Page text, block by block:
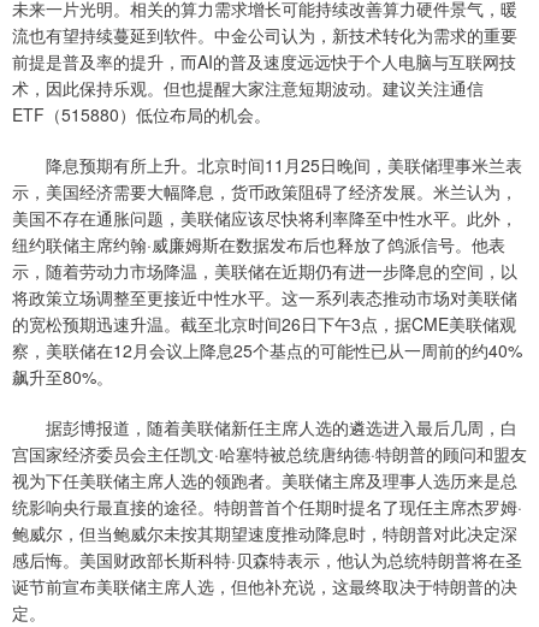
未来一片光明。相关的算力需求增长可能持续改善算力硬件景气，暖
流也有望持续蔓延到软件。中金公司认为，新技术转化为需求的重要
前提是普及率的提升，而AI的普及速度远远快于个人电脑与互联网技
术，因此保持乐观。但也提醒大家注意短期波动。建议关注通信
ETF（515880）低位布局的机会。
降息预期有所上升。北京时间11月25日晚间，美联储理事米兰表
示，美国经济需要大幅降息，货币政策阻碍了经济发展。米兰认为，
美国不存在通胀问题，美联储应该尽快将利率降至中性水平。此外，
纽约联储主席约翰·威廉姆斯在数据发布后也释放了鸽派信号。他表
示，随着劳动力市场降温，美联储在近期仍有进一步降息的空间，以
将政策立场调整至更接近中性水平。这一系列表态推动市场对美联储
的宽松预期迅速升温。截至北京时间26日下午3点，据CME美联储观
察，美联储在12月会议上降息25个基点的可能性已从一周前的约40%
飙升至80%。
据彭博报道，随着美联储新任主席人选的遴选进入最后几周，白
宫国家经济委员会主任凯文·哈塞特被总统唐纳德·特朗普的顾问和盟友
视为下任美联储主席人选的领跑者。美联储主席及理事人选历来是总
统影响央行最直接的途径。特朗普首个任期时提名了现任主席杰罗姆·
鲍威尔，但当鲍威尔未按其期望速度推动降息时，特朗普对此决定深
感后悔。美国财政部长斯科特·贝森特表示，他认为总统特朗普将在圣
诞节前宣布美联储主席人选，但他补充说，这最终取决于特朗普的决
定。